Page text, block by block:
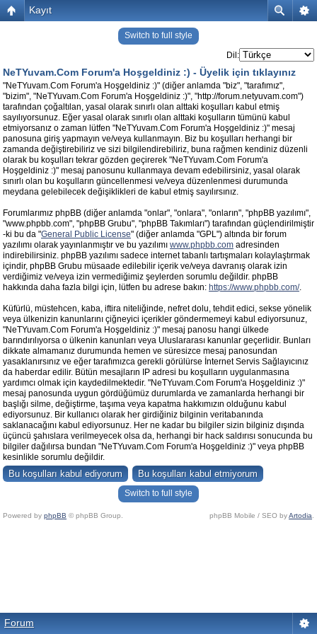
Kayıt
Switch to full style
Dil:
NeTYuvam.Com Forum'a Hoşgeldiniz :) - Üyelik için tıklayınız
"NeTYuvam.Com Forum'a Hoşgeldiniz :)" (diğer anlamda "biz", "tarafımız",
"bizim", "NeTYuvam.Com Forum'a Hoşgeldiniz :)", "http://forum.netyuvam.com")
tarafından çoğaltılan, yasal olarak sınırlı olan alttaki koşulları kabul etmiş
sayılıyorsunuz. Eğer yasal olarak sınırlı olan alttaki koşulların tümünü kabul
etmiyorsanız o zaman lütfen "NeTYuvam.Com Forum'a Hoşgeldiniz :)" mesaj
panosuna giriş yapmayın ve/veya kullanmayın. Biz bu koşulları herhangi bir
zamanda değiştirebiliriz ve sizi bilgilendirebiliriz, buna rağmen kendiniz düzenli
olarak bu koşulları tekrar gözden geçirerek "NeTYuvam.Com Forum'a
Hoşgeldiniz :)" mesaj panosunu kullanmaya devam edebilirsiniz, yasal olarak
sınırlı olan bu koşulların güncellenmesi ve/veya düzenlenmesi durumunda
meydana gelebilecek değişiklikleri de kabul etmiş sayılırsınız.
Forumlarımız phpBB (diğer anlamda "onlar", "onlara", "onların", "phpBB yazılımı",
"www.phpbb.com", "phpBB Grubu", "phpBB Takımları") tarafından güçlendirilmiştir
-ki bu da "General Public License" (diğer anlamda "GPL") altında bir forum
yazılımı olarak yayınlanmıştır ve bu yazılımı www.phpbb.com adresinden
indirebilirsiniz. phpBB yazılımı sadece internet tabanlı tartışmaları kolaylaştırmak
içindir, phpBB Grubu müsaade edilebilir içerik ve/veya davranış olarak izin
verdiğimiz ve/veya izin vermediğimiz şeylerden sorumlu değildir. phpBB
hakkında daha fazla bilgi için, lütfen bu adrese bakın: https://www.phpbb.com/.
Küfürlü, müstehcen, kaba, iftira niteliğinde, nefret dolu, tehdit edici, sekse yönelik
veya ülkenizin kanunlarını çiğneyici içerikler göndermemeyi kabul ediyorsunuz,
"NeTYuvam.Com Forum'a Hoşgeldiniz :)" mesaj panosu hangi ülkede
barındırılıyorsa o ülkenin kanunları veya Uluslararası kanunlar geçerlidir. Bunları
dikkate almamanız durumunda hemen ve süresizce mesaj panosundan
yasaklanırsınız ve eğer tarafımızca gerekli görülürse İnternet Servis Sağlayıcınız
da haberdar edilir. Bütün mesajların IP adresi bu koşulların uygulanmasına
yardımcı olmak için kaydedilmektedir. "NeTYuvam.Com Forum'a Hoşgeldiniz :)"
mesaj panosunda uygun gördüğümüz durumlarda ve zamanlarda herhangi bir
başlığı silme, değiştirme, taşıma veya kapatma hakkımızın olduğunu kabul
ediyorsunuz. Bir kullanıcı olarak her girdiğiniz bilginin veritabanında
saklanacağını kabul ediyorsunuz. Her ne kadar bu bilgiler sizin bilginiz dışında
üçüncü şahıslara verilmeyecek olsa da, herhangi bir hack saldırısı sonucunda bu
bilgiler dağılırsa bundan "NeTYuvam.Com Forum'a Hoşgeldiniz :)" veya phpBB
kesinlikle sorumlu değildir.
Switch to full style
Powered by phpBB © phpBB Group. phpBB Mobile / SEO byArtodia
Forum